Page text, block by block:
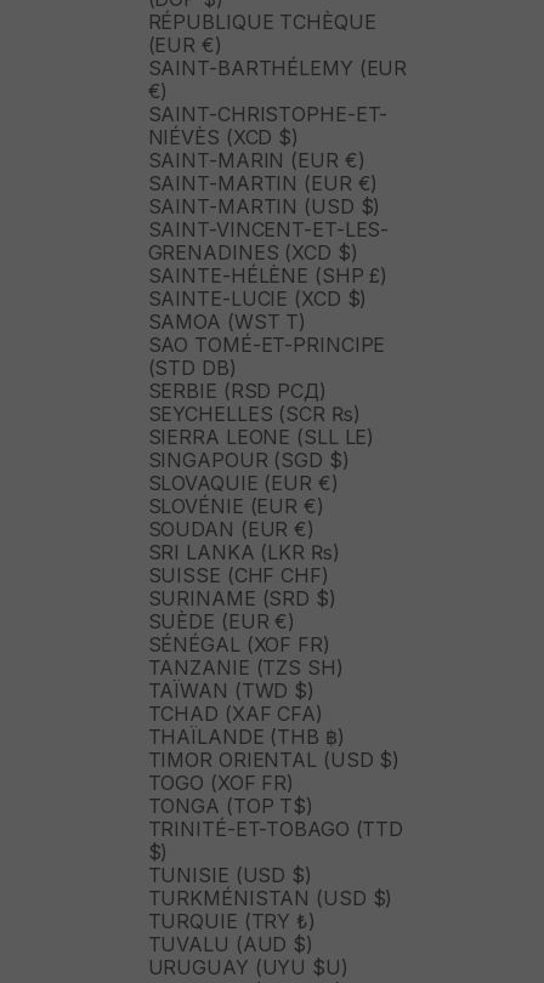
RÉPUBLIQUE TCHÈQUE
(EUR €)
SAINT-BARTHÉLEMY (EUR
€)
SAINT-CHRISTOPHE-ET-
NIÉVÈS (XCD $)
SAINT-MARIN (EUR €)
SAINT-MARTIN (EUR €)
SAINT-MARTIN (USD $)
SAINT-VINCENT-ET-LES-
GRENADINES (XCD $)
SAINTE-HÉLÈNE (SHP £)
SAINTE-LUCIE (XCD $)
SAMOA (WST T)
SAO TOMÉ-ET-PRINCIPE
(STD DB)
SERBIE (RSD РСД)
SEYCHELLES (SCR ₨)
SIERRA LEONE (SLL LE)
SINGAPOUR (SGD $)
SLOVAQUIE (EUR €)
SLOVÉNIE (EUR €)
SOUDAN (EUR €)
SRI LANKA (LKR ₨)
SUISSE (CHF CHF)
SURINAME (SRD $)
SUÈDE (EUR €)
SÉNÉGAL (XOF FR)
TANZANIE (TZS SH)
TAÏWAN (TWD $)
TCHAD (XAF CFA)
THAÏLANDE (THB ฿)
TIMOR ORIENTAL (USD $)
TOGO (XOF FR)
TONGA (TOP T$)
TRINITÉ-ET-TOBAGO (TTD
$)
TUNISIE (USD $)
TURKMÉNISTAN (USD $)
TURQUIE (TRY ₺)
TUVALU (AUD $)
URUGUAY (UYU $U)